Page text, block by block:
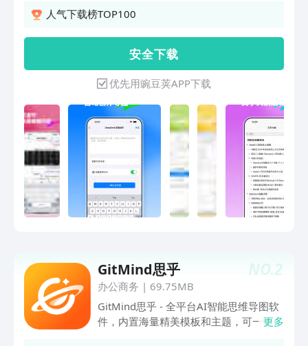
击分支末端即可添加子分支，即可向左右
备注和标记等操作。制作好的导图可以导
出为图片、PDF和文字大纲等多种格式，
并能随时随地分享给好友。我们还提供了
强大的云服务备份和同步导图文件，实现
不同设备上文件共享，并确保文件不会丢
失。登录我们的官网可以打开和编辑保存
在云空间的导图，或下载电脑客户端使
用。联系邮箱：mindline@126.com微信
公众号：mindlines关键词：思维, 导图,
脑图, 任务图, 头脑, 风暴, 训练, 逻辑, 流
程图, 简图, 笔记, 构思, 想法, 计划, 学习,
人气下载榜TOP100
安 全 下 载
优先用豌豆荚APP下载
NO.2
GitMind思乎
办公商务 | 69.75MB
GitMind思乎 - 全平台AI智能思维导图软
件，内置海量精美模板和主题，可一键切
更多